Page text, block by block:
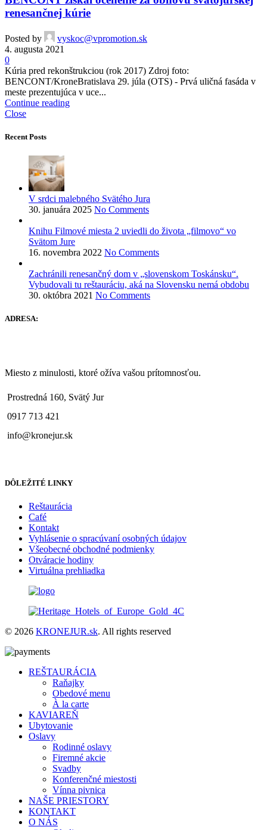
renesančnej kúrie
Posted by
vyskoc@vpromotion.sk
4. augusta 2021
0
Kúria pred rekonštrukciou (rok 2017) Zdroj foto:
BENCONT/KroneBratislava 29. júla (OTS) - Prvá uličná fasáda v
meste prezentujúca v uce...
Continue reading
Close
Recent Posts
V srdci malebného Svätého Jura
30. januára 2025 No Comments
Knihu Filmové miesta 2 uviedli do života „filmovo“ vo
Svätom Jure
16. novembra 2022 No Comments
Zachránili renesančný dom v „slovenskom Toskánsku“.
Vybudovali tu reštauráciu, aká na Slovensku nemá obdobu
30. októbra 2021 No Comments
ADRESA:
Miesto z minulosti, ktoré ožíva vašou prítomnosťou.
Prostredná 160, Svätý Jur
0917 713 421
info@kronejur.sk
DÔLEŽITÉ LINKY
Reštaurácia
Café
Kontakt
Vyhlásenie o spracúvaní osobných údajov
Všeobecné obchodné podmienky
Otváracie hodiny
Virtuálna prehliadka
© 2026 KRONEJUR.sk. All rights reserved
REŠTAURÁCIA
Raňajky
Obedové menu
À la carte
KAVIAREŇ
Ubytovanie
Oslavy
Rodinné oslavy
Firemné akcie
Svadby
Konferenčné miestosti
Vínna pivnica
NAŠE PRIESTORY
KONTAKT
O NÁS